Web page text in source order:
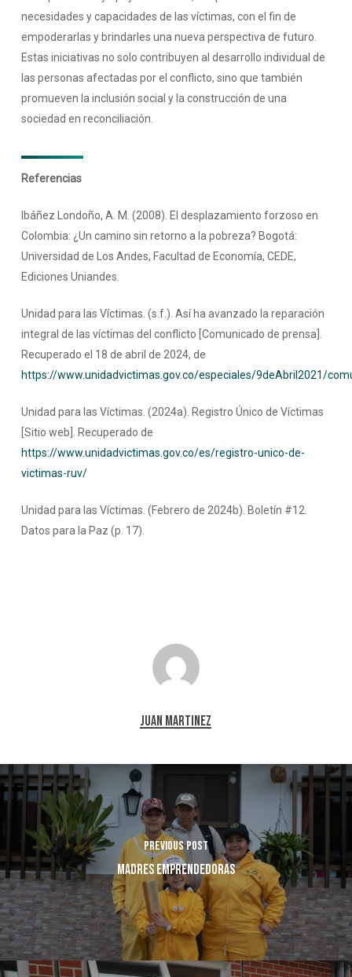
necesidades y capacidades de las víctimas, con el fin de
empoderarlas y brindarles una nueva perspectiva de futuro.
Estas iniciativas no solo contribuyen al desarrollo individual de
las personas afectadas por el conflicto, sino que también
promueven la inclusión social y la construcción de una
sociedad en reconciliación.
Referencias
Ibáñez Londoño, A. M. (2008). El desplazamiento forzoso en
Colombia: ¿Un camino sin retorno a la pobreza? Bogotá:
Universidad de Los Andes, Facultad de Economía, CEDE,
Ediciones Uniandes.
Unidad para las Víctimas. (s.f.). Así ha avanzado la reparación
integral de las víctimas del conflicto [Comunicado de prensa].
Recuperado el 18 de abril de 2024, de
https://www.unidadvictimas.gov.co/especiales/9deAbril2021/
Unidad para las Víctimas. (2024a). Registro Único de Víctimas
[Sitio web]. Recuperado de
https://www.unidadvictimas.gov.co/es/registro-unico-de-
victimas-ruv/
Unidad para las Víctimas. (Febrero de 2024b). Boletín #12.
Datos para la Paz (p. 17).
Juan Martinez
Previous Post
Madres Emprendedoras